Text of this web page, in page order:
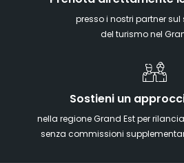
presso i nostri partner
del turismo nel
Sostieni un
nella regione Grand Est per
senza commissioni